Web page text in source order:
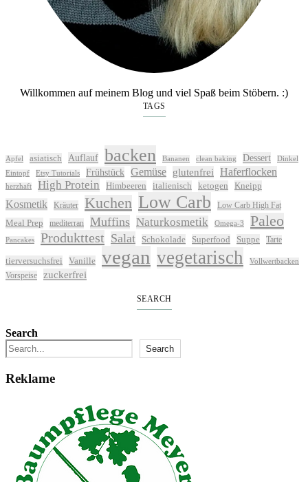
Willkommen auf meinem Blog und viel Spaß beim Stöbern. :)
TAGS
Apfel asiatisch Auflauf backen Bananen clean baking Dessert
Dinkel
Eintopf
Etsy Tutorials Frühstück Gemüse glutenfrei Haferflocken
herzhaft High Protein Himbeeren italienisch ketogen Kneipp
Kosmetik Kräuter Kuchen Low Carb Low Carb High Fat
Meal Prep mediterran Muffins Naturkosmetik Omega-3 Paleo
Pancakes Produkttest Salat Schokolade Superfood Suppe Tarte
tierversuchsfrei Vanille vegan vegetarisch Vollwertbacken
Vorspeise zuckerfrei
SEARCH
Search
Search
Reklame